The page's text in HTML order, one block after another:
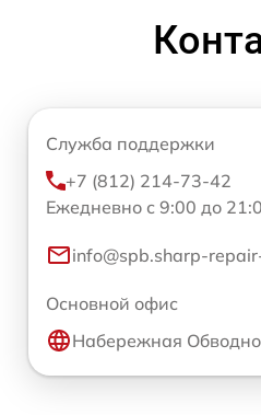
Служба поддержки
+7 (812) 214-73-42
Ежедневно с 9:00 до
info@spb.sharp-
Основной офис
Набережная